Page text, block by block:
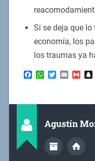
Si se deja que
economía, los
los traumas ya
Facebook
WhatsApp
Twitter
Email
Agustín